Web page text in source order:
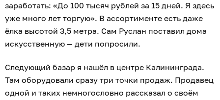
заработать: «До 100 тысяч рублей за 15 дней. Я здесь
уже много лет торгую». В ассортименте есть даже
ёлка высотой 3,5 метра. Сам Руслан поставил дома
искусственную — дети попросили.
Следующий базар я нашёл в центре Калининграда.
Там оборудовали сразу три точки продаж. Продавец
одной и таких немногословно рассказал о своём